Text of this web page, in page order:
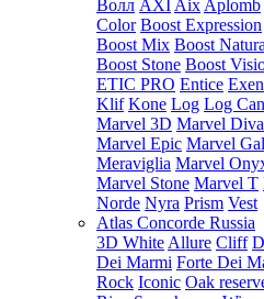
Волл AXI Aix Aplomb
Color Boost Expression
Boost Mix Boost
Boost Stone Boost
ETIC PRO Entice
Klif Kone Log Log
Marvel 3D Marvel Diva
Marvel Epic Marvel
Meraviglia Marvel
Marvel Stone Marvel T
Norde Nyra Prism Vest
Atlas Concorde Russia
3D White Allure Cliff
Dei Marmi Forte Dei
Rock Iconic Oak